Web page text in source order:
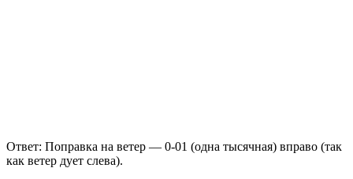
Ответ: Поправка на ветер — 0-01 (одна тысячная) вправо (так
как ветер дует слева).